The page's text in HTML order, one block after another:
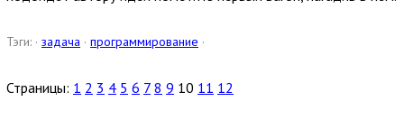
Тэги: · задача · программирование ·
Страницы: 1 2 3 4 5 6 7 8 9 10 11 12